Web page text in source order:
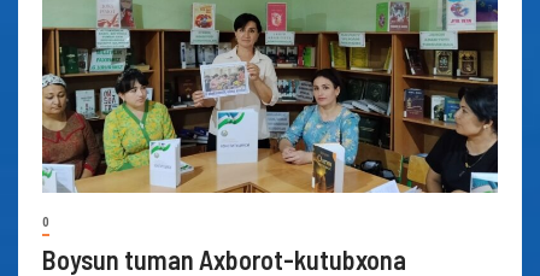
0
Boysun tuman Axborot-kutubxona